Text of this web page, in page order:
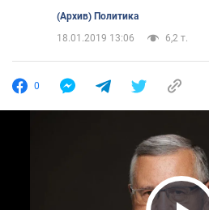
(Архив) Политика
18.01.2019 13:06
6,2 т.
0